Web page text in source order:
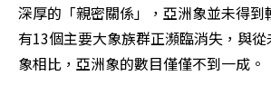
深厚的「親密關係」，亞洲象並未得到
有13個主要大象族群正瀕臨消失，與
象相比，亞洲象的數目僅僅不到一成。